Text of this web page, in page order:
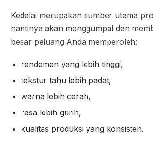
Kedelai merupakan sumber utama
nantinya akan menggumpal dan
besar peluang Anda memperoleh:
rendemen yang lebih tinggi,
tekstur tahu lebih padat,
warna lebih cerah,
rasa lebih gurih,
kualitas produksi yang konsisten.